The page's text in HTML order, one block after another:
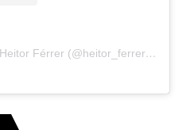
Um post compartilhado por Heitor Férrer (@heitor_ferrer77)